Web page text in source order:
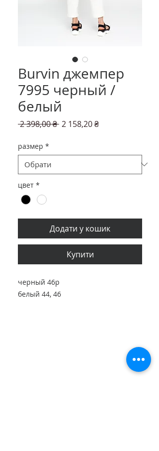
Burvin джемпер
7995 черный /
белый
2 398,00 ₴ Звичайна
2 158,20 ₴За
размер *
цвет *
Додати у кошик
Купити
черный 46р
белый 44, 46